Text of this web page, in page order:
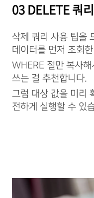
03 DELETE 쿼
삭제 쿼리 사용 팁을
데이터를 먼저 조회한
WHERE 절만 복사
쓰는 걸 추천합니다.
그럼 대상 값을 미리
전하게 실행할 수 있